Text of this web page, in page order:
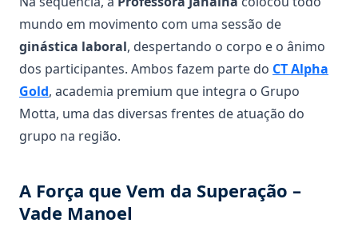
mundo em movimento com uma sessão de
ginástica laboral, despertando o corpo e o ânimo
dos participantes. Ambos fazem parte do CT Alpha
Gold, academia premium que integra o Grupo
Motta, uma das diversas frentes de atuação do
grupo na região.
A Força que Vem da Superação –
Vade Manoel